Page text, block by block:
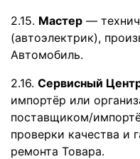
2.15. Мастер —
(автоэлектрик),
Автомобиль.
2.16. Сервисный
импортёр или
поставщиком/
проверки качества и
ремонта Товара.